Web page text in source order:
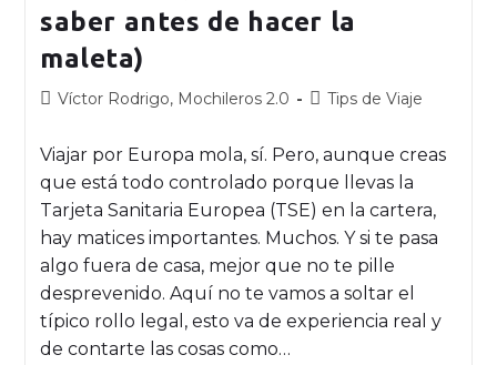
saber antes de hacer la
maleta)
Víctor Rodrigo, Mochileros 2.0 Tips de Viaje
Viajar por Europa mola, sí. Pero, aunque creas
que está todo controlado porque llevas la
Tarjeta Sanitaria Europea (TSE) en la cartera,
hay matices importantes. Muchos. Y si te pasa
algo fuera de casa, mejor que no te pille
desprevenido. Aquí no te vamos a soltar el
típico rollo legal, esto va de experiencia real y
de contarte las cosas como…